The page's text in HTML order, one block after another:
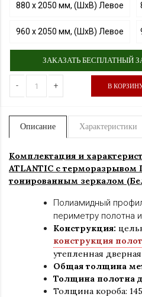
880 х 2050 мм, (ШхВ) Левое
960 х 2050 мм, (ШхВ) Левое
ЗАКАЗАТЬ БЕСПЛАТНЫЙ
- + В
Описание Характеристики
Комплектация и
ATLANTIC с терморазрывом
тонированным зеркалом
Полиамидный
периметру полотна
Конструкция:
конструкция
утепленная
Общая толщина
Толщина полотна
Толщина короба: